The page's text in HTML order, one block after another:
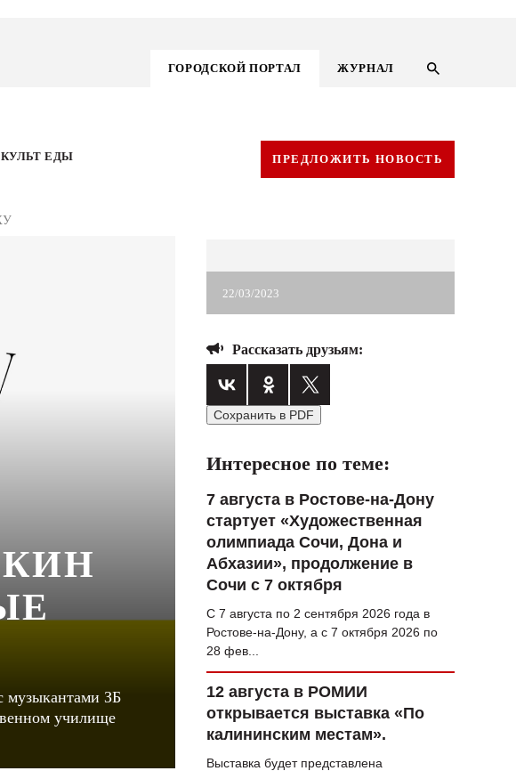
ГОРОДСКОЙ ПОРТАЛ ЖУРНАЛ
ГОРОДСКОЙ ПОРТАЛ
СТИЛЬ ЖИЗНИ
ХАЙП
ЧЕЛОВЕК ОСОБЕННЫЙ
КУЛЬТ ЕДЫ
ЖУРНАЛ
КУЛЬТ ЕДЫ ПРЕДЛОЖИТЬ НОВОСТЬ
музыкантами ЗБ
училище
22/03/2023
Рассказать друзьям:
Сохранить в PDF
Интересное по теме:
7 августа в Ростове-на-Дону
стартует «Художественная
олимпиада Сочи, Дона и
Абхазии», продолжение в
Сочи с 7 октября
С 7 августа по 2 сентября 2026 года в
Ростове-на-Дону, а с 7 октября 2026 по
28 фев...
12 августа в РОМИИ
открывается выставка «По
калининским местам».
Выставка будет представлена